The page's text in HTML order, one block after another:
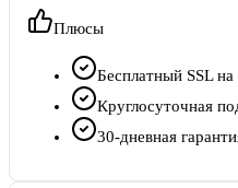
Плюсы
Бесплатный SSL
Круглосуточная
30-дневная